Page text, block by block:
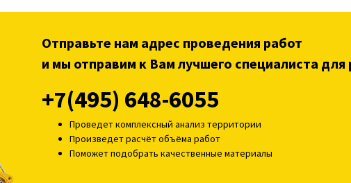
Отправьте нам адрес проведения работ
и мы отправим к Вам лучшего специалиста для
+7(495) 648-6055
Проведет комплексный анализ территории
Произведет расчёт объёма работ
Поможет подобрать качественные материалы